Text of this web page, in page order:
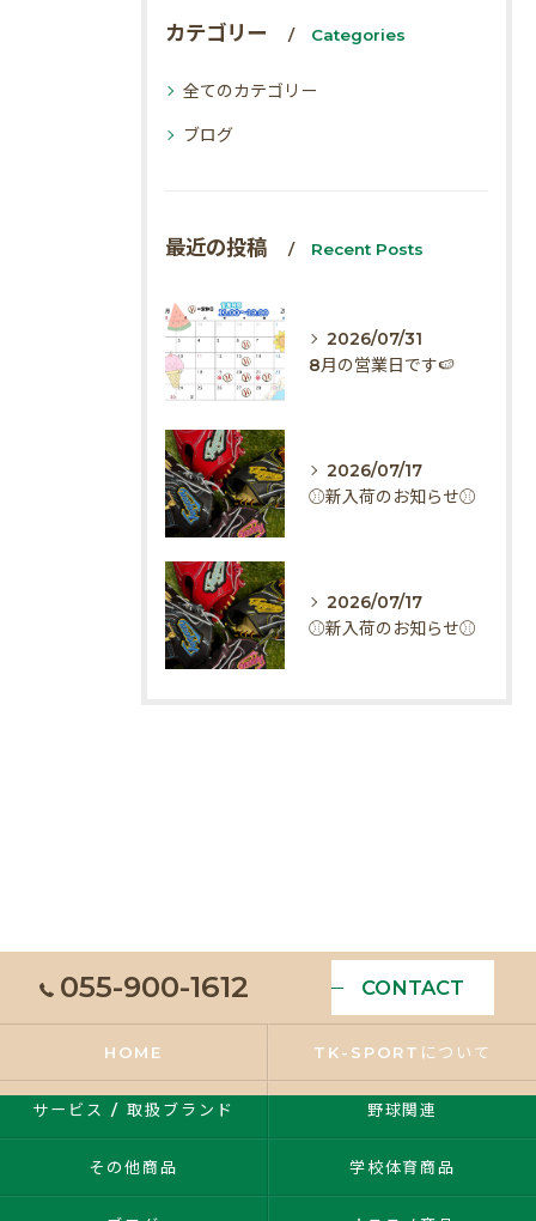
カテゴリー Categories
全てのカテゴリー
ブログ
最近の投稿 Recent Posts
2026/07/31
8月の営業日です🍉
2026/07/17
⚾️新入荷のお知らせ⚾️
2026/07/17
⚾️新入荷のお知らせ⚾️
055-900-1612 CONTACT
HOME TK-SPORTについて
サービス / 取扱ブランド 野球関連
その他商品 学校体育商品